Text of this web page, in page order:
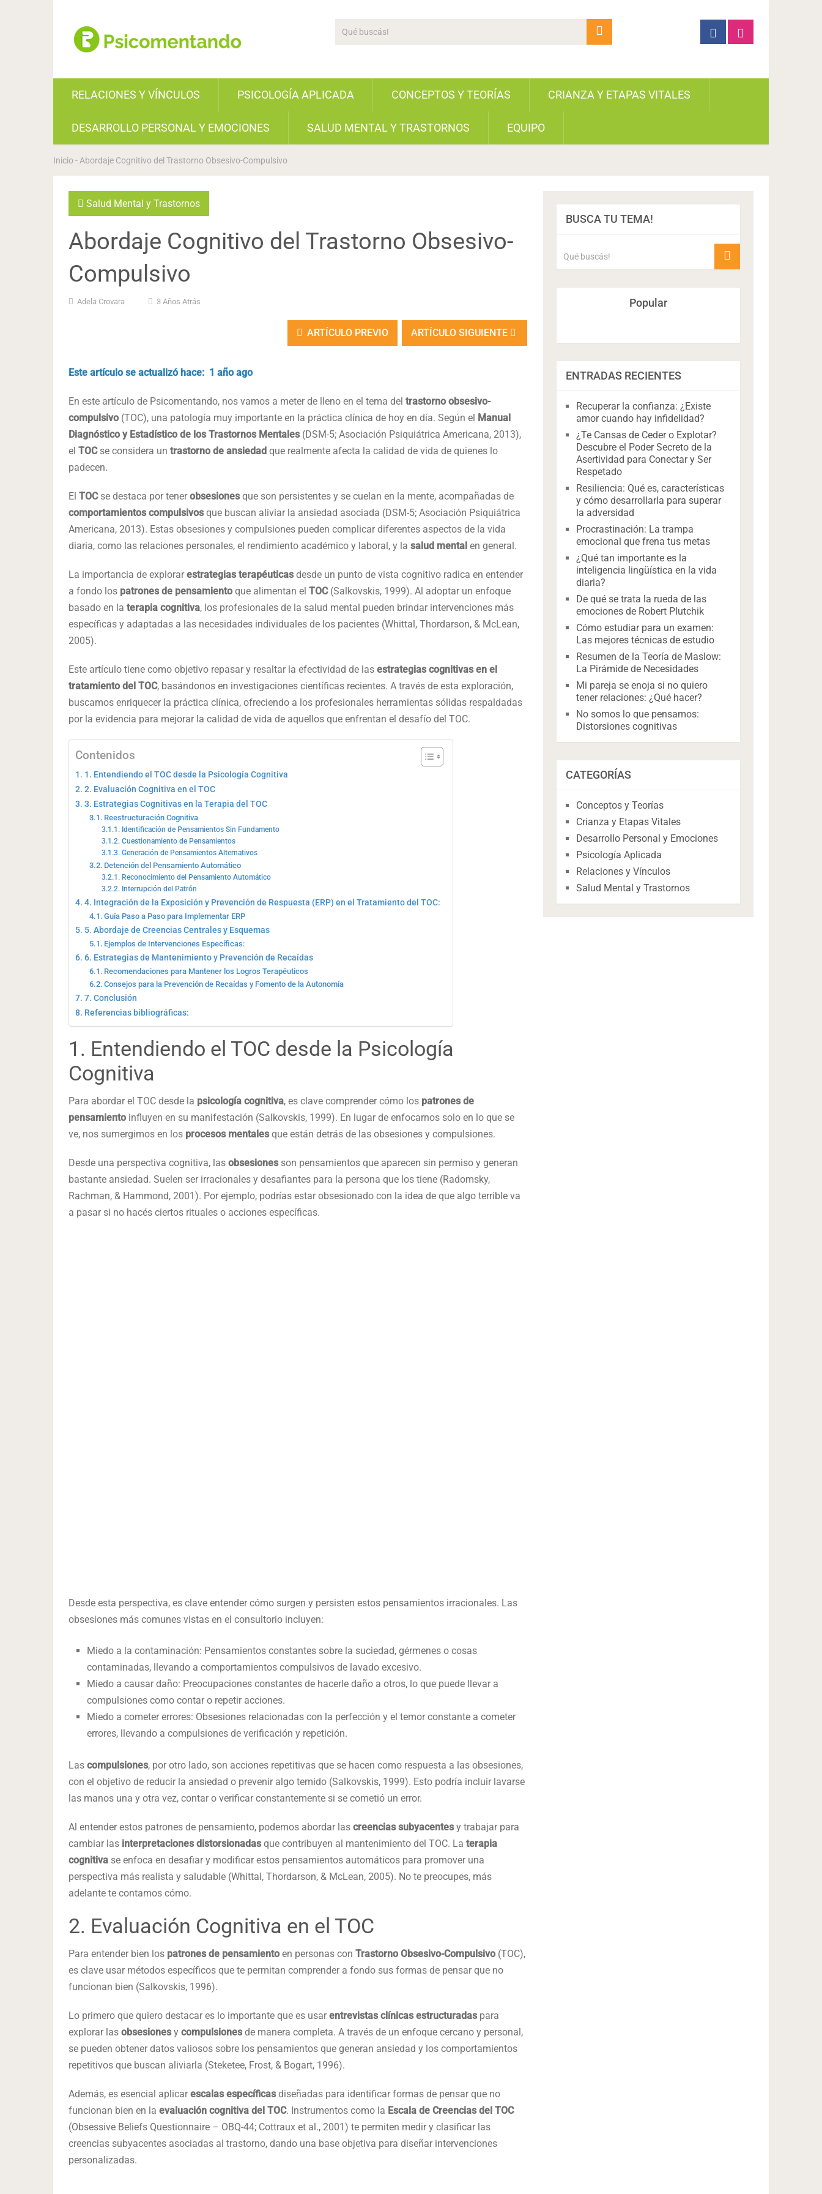
RELACIONES Y VÍNCULOS PSICOLOGÍA APLICADA CONCEPTOS Y TEORÍAS CRIANZA Y ETAPAS VITALES
DESARROLLO PERSONAL Y EMOCIONES SALUD MENTAL Y TRASTORNOS EQUIPO
Inicio - Abordaje Cognitivo del Trastorno Obsesivo-Compulsivo
Salud Mental y Trastornos
Abordaje Cognitivo del Trastorno Obsesivo-
Compulsivo
Adela Crovara 3 Años Atrás
ARTÍCULO PREVIO ARTÍCULO SIGUIENTE
Este artículo se actualizó hace: 1 año ago
En este artículo de Psicomentando, nos vamos a meter de lleno en el tema del trastorno obsesivo-
compulsivo (TOC), una patología muy importante en la práctica clínica de hoy en día. Según el Manual
Diagnóstico y Estadístico de los Trastornos Mentales (DSM-5; Asociación Psiquiátrica Americana, 2013),
el TOC se considera un trastorno de ansiedad que realmente afecta la calidad de vida de quienes lo
padecen.
El TOC se destaca por tenerobsesiones que son persistentes y se cuelan en la mente, acompañadas de
comportamientos compulsivos que buscan aliviar la ansiedad asociada (DSM-5; Asociación Psiquiátrica
Americana, 2013). Estas obsesiones y compulsiones pueden complicar diferentes aspectos de la vida
diaria, como las relaciones personales, el rendimiento académico y laboral, y la salud mental en general.
La importancia de explorarestrategias terapéuticas desde un punto de vista cognitivo radica en entender
a fondo los patrones de pensamiento que alimentan el TOC (Salkovskis, 1999). Al adoptar un enfoque
basado en la terapia cognitiva, los profesionales de la salud mental pueden brindar intervenciones más
específicas y adaptadas a las necesidades individuales de los pacientes (Whittal, Thordarson, & McLean,
2005).
Este artículo tiene como objetivo repasar y resaltar la efectividad de las estrategias cognitivas en el
tratamiento del TOC, basándonos en investigaciones científicas recientes. A través de esta exploración,
buscamos enriquecer la práctica clínica, ofreciendo a los profesionales herramientas sólidas respaldadas
por la evidencia para mejorar la calidad de vida de aquellos que enfrentan el desafío del TOC.
Contenidos
1. Entendiendo el TOC desde la Psicología Cognitiva
2. Evaluación Cognitiva en el TOC
3. Estrategias Cognitivas en la Terapia del TOC
Reestructuración Cognitiva
Identificación de Pensamientos Sin Fundamento
Cuestionamiento de Pensamientos
Generación de Pensamientos Alternativos
Detención del Pensamiento Automático
Reconocimiento del Pensamiento Automático
Interrupción del Patrón
4. Integración de la Exposición y Prevención de Respuesta (ERP) en el Tratamiento del TOC:
Guía Paso a Paso para Implementar ERP
5. Abordaje de Creencias Centrales y Esquemas
Ejemplos de Intervenciones Específicas:
6. Estrategias de Mantenimiento y Prevención de Recaídas
Recomendaciones para Mantener los Logros Terapéuticos
Consejos para la Prevención de Recaídas y Fomento de la Autonomía
7. Conclusión
Referencias bibliográficas:
1. Entendiendo el TOC desde la Psicología
Cognitiva
Para abordar el TOC desde la psicología cognitiva, es clave comprender cómo los patrones de
pensamiento influyen en su manifestación (Salkovskis, 1999). En lugar de enfocarnos solo en lo que se
ve, nos sumergimos en los procesos mentales que están detrás de las obsesiones y compulsiones.
Desde una perspectiva cognitiva, las obsesiones son pensamientos que aparecen sin permiso y generan
bastante ansiedad. Suelen ser irracionales y desafiantes para la persona que los tiene (Radomsky,
Rachman, & Hammond, 2001). Por ejemplo, podrías estar obsesionado con la idea de que algo terrible va
a pasar si no hacés ciertos rituales o acciones específicas.
Desde esta perspectiva, es clave entender cómo surgen y persisten estos pensamientos irracionales. Las
obsesiones más comunes vistas en el consultorio incluyen:
Miedo a la contaminación: Pensamientos constantes sobre la suciedad, gérmenes o cosas
contaminadas, llevando a comportamientos compulsivos de lavado excesivo.
Miedo a causar daño: Preocupaciones constantes de hacerle daño a otros, lo que puede llevar a
compulsiones como contar o repetir acciones.
Miedo a cometer errores: Obsesiones relacionadas con la perfección y el temor constante a cometer
errores, llevando a compulsiones de verificación y repetición.
Las compulsiones, por otro lado, son acciones repetitivas que se hacen como respuesta a las obsesiones,
con el objetivo de reducir la ansiedad o prevenir algo temido (Salkovskis, 1999). Esto podría incluir lavarse
las manos una y otra vez, contar o verificar constantemente si se cometió un error.
Al entender estos patrones de pensamiento, podemos abordar las creencias subyacentes y trabajar para
cambiar las interpretaciones distorsionadas que contribuyen al mantenimiento del TOC. La terapia
cognitiva se enfoca en desafiar y modificar estos pensamientos automáticos para promover una
perspectiva más realista y saludable (Whittal, Thordarson, & McLean, 2005). No te preocupes, más
adelante te contamos cómo.
2. Evaluación Cognitiva en el TOC
Para entender bien los patrones de pensamiento en personas con Trastorno Obsesivo-Compulsivo (TOC),
es clave usar métodos específicos que te permitan comprender a fondo sus formas de pensar que no
funcionan bien (Salkovskis, 1996).
Lo primero que quiero destacar es lo importante que es usarentrevistas clínicas estructuradas para
explorar las obsesiones y compulsiones de manera completa. A través de un enfoque cercano y personal,
se pueden obtener datos valiosos sobre los pensamientos que generan ansiedad y los comportamientos
repetitivos que buscan aliviarla (Steketee, Frost, & Bogart, 1996).
Además, es esencial aplicarescalas específicas diseñadas para identificar formas de pensar que no
funcionan bien en la evaluación cognitiva del TOC. Instrumentos como la Escala de Creencias del TOC
(Obsessive Beliefs Questionnaire – OBQ-44; Cottraux et al., 2001) te permiten medir y clasificar las
creencias subyacentes asociadas al trastorno, dando una base objetiva para diseñar intervenciones
personalizadas.
BUSCA TU TEMA!
Popular
ENTRADAS RECIENTES
Recuperar la confianza: ¿Existe
amor cuando hay infidelidad?
¿Te Cansas de Ceder o Explotar?
Descubre el Poder Secreto de la
Asertividad para Conectar y Ser
Respetado
Resiliencia: Qué es, características
y cómo desarrollarla para superar
la adversidad
Procrastinación: La trampa
emocional que frena tus metas
¿Qué tan importante es la
inteligencia lingüística en la vida
diaria?
De qué se trata la rueda de las
emociones de Robert Plutchik
Cómo estudiar para un examen:
Las mejores técnicas de estudio
Resumen de la Teoría de Maslow:
La Pirámide de Necesidades
Mi pareja se enoja si no quiero
tener relaciones: ¿Qué hacer?
No somos lo que pensamos:
Distorsiones cognitivas
CATEGORÍAS
Conceptos y Teorías
Crianza y Etapas Vitales
Desarrollo Personal y Emociones
Psicología Aplicada
Relaciones y Vínculos
Salud Mental y Trastornos